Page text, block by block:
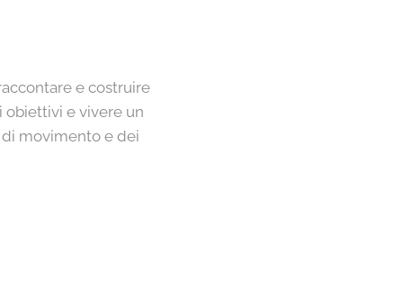
e costruire
obiettivi e vivere un
movimento e dei